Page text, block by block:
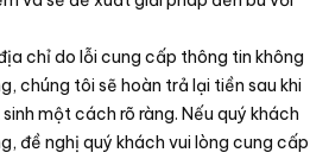
chỉ do lỗi cung cấp thông tin không
chúng tôi sẽ hoàn trả lại tiền sau khi
một cách rõ ràng. Nếu quý khách
đề nghị quý khách vui lòng cung cấp